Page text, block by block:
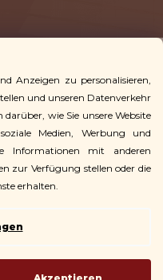
Anzeigen zu personalisieren,
und unseren Datenverkehr
wie Sie unsere Website
Medien, Werbung und
Informationen mit anderen
zur Verfügung stellen oder die
erhalten.
Rechte vorbehalten.